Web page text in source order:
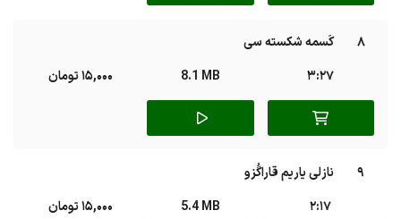
8
کَسمه شکسته سی
3:27
8.1 MB 15,000 تومان
9
نازلی یاریم قاراگُزو
2:17
5.4 MB 15,000 تومان